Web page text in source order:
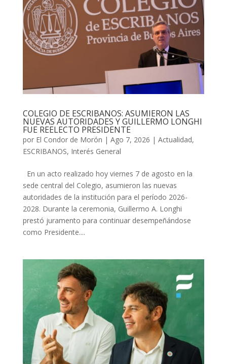
COLEGIO DE ESCRIBANOS: ASUMIERON LAS
NUEVAS AUTORIDADES Y GUILLERMO LONGHI
FUE REELECTO PRESIDENTE
por El Condor de Morón | Ago 7, 2026 | Actualidad,
ESCRIBANOS, Interés General
En un acto realizado hoy viernes 7 de agosto en la
sede central del Colegio, asumieron las nuevas
autoridades de la institución para el período 2026-
2028. Durante la ceremonia, Guillermo A. Longhi
prestó juramento para continuar desempeñándose
como Presidente....